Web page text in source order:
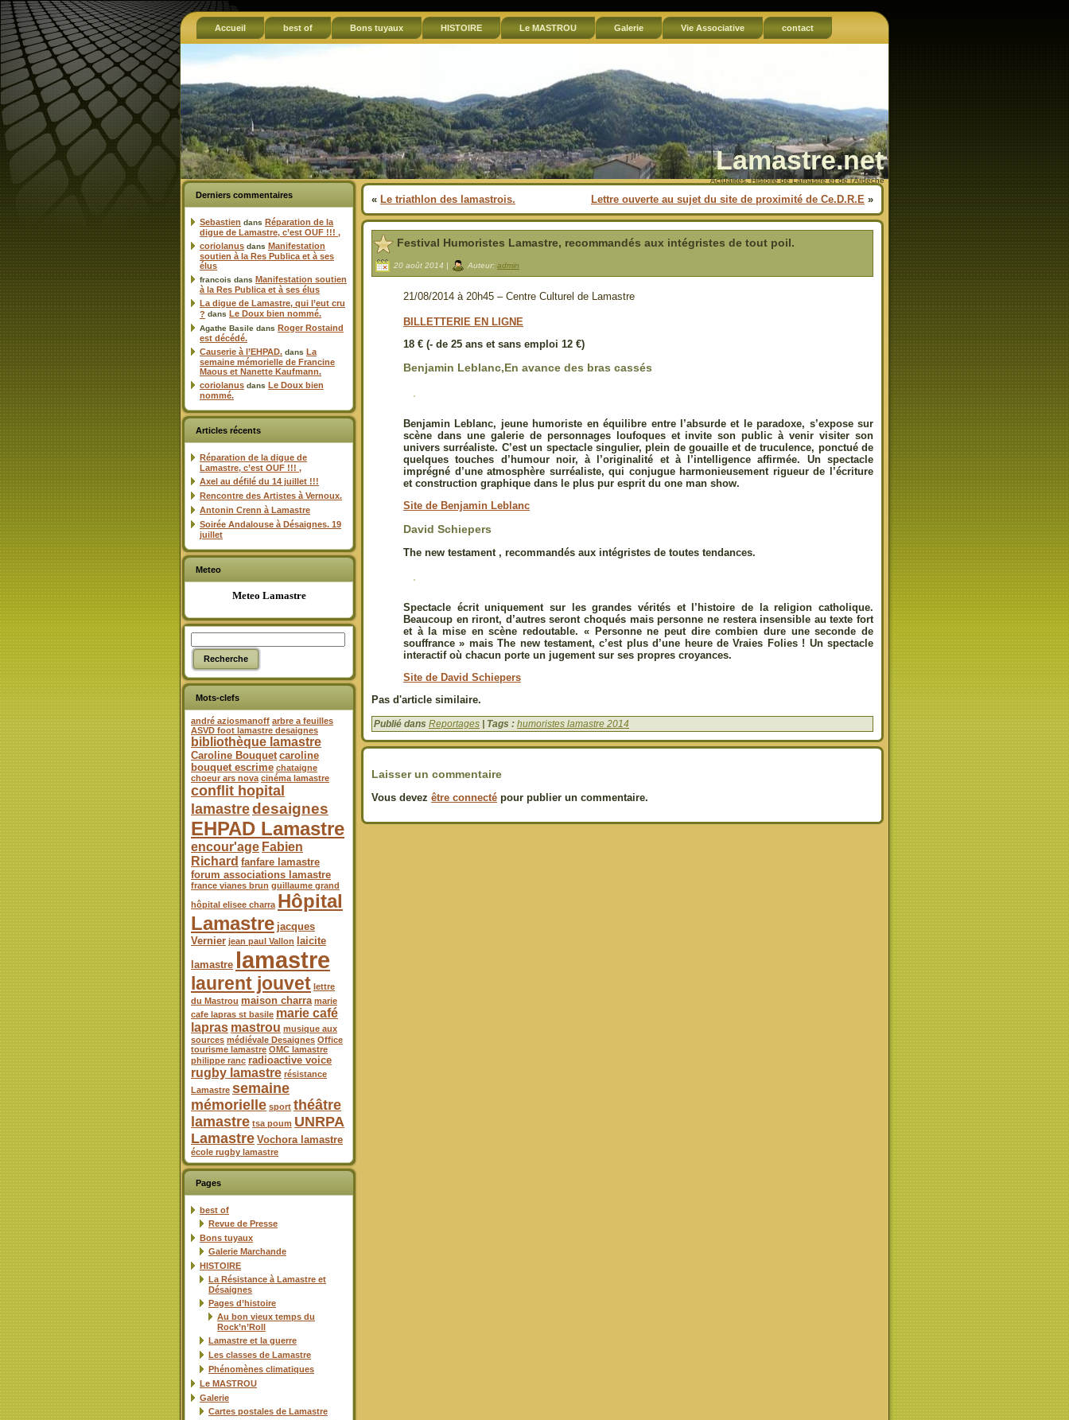
Accueil best of Bons tuyaux HISTOIRE Le MASTROU Galerie Vie Associative contact
Lamastre.net
Actualités, Histoire de Lamastre et de l'Ardèche
Derniers commentaires
Sebastien dans Réparation de la
digue de Lamastre, c’est OUF !!! ,
coriolanus dans Manifestation
soutien à la Res Publica et à ses
élus
francois dans Manifestation soutien
à la Res Publica et à ses élus
La digue de Lamastre, qui l’eut cru
? dans Le Doux bien nommé.
Agathe Basile dans Roger Rostaind
est décédé.
Causerie à l’EHPAD. dans La
semaine mémorielle de Francine
Maous et Nanette Kaufmann.
coriolanus dans Le Doux bien
nommé.
Articles récents
Réparation de la digue de
Lamastre, c’est OUF !!! ,
Axel au défilé du 14 juillet !!!
Rencontre des Artistes à Vernoux.
Antonin Crenn à Lamastre
Soirée Andalouse à Désaignes. 19
juillet
Meteo
Meteo Lamastre
Mots-clefs
andré aziosmanoff arbre a feuilles
ASVD foot lamastre desaignes
bibliothèque lamastre
Caroline Bouquet caroline
bouquet escrime chataigne
choeur ars nova cinéma lamastre
conflit hopital
lamastredesaignes
EHPAD Lamastre
encour'age Fabien
Richard fanfare lamastre
forum associations lamastre
france vianes brun guillaume grand
hôpital elisee charra Hôpital
Lamastre jacques
Vernier jean paul Vallon
laicite
lamastre lamastre
laurent jouvet lettre
du Mastrou maison charra marie
cafe lapras st basile marie café
lapras mastrou musique aux
sources médiévale Desaignes Office
tourisme lamastre OMC lamastre
philippe ranc radioactive voice
rugby lamastre résistance
Lamastre semaine
mémorielle sport théâtre
lamastre tsa poum UNRPA
Lamastre Vochora lamastre
école rugby lamastre
Pages
best of
Revue de Presse
Bons tuyaux
Galerie Marchande
HISTOIRE
La Résistance à Lamastre et
Désaignes
Pages d’histoire
Au bon vieux temps du
Rock’n’Roll
Lamastre et la guerre
Les classes de Lamastre
Phénomènes climatiques
Le MASTROU
Galerie
Cartes postales de Lamastre
« Le triathlon des lamastrois. Lettre ouverte au sujet du site de proximité de Ce.D.R.E »
Festival Humoristes Lamastre, recommandés aux intégristes de tout poil.
20 août 2014 | Auteur: admin
21/08/2014 à 20h45 – Centre Culturel de Lamastre
BILLETTERIE EN LIGNE
18 € (- de 25 ans et sans emploi 12 €)
Benjamin Leblanc,En avance des bras cassés
Benjamin Leblanc, jeune humoriste en équilibre entre l’absurde et le paradoxe, s’expose sur
scène dans une galerie de personnages loufoques et invite son public à venir visiter son
univers surréaliste. C’est un spectacle singulier, plein de gouaille et de truculence, ponctué de
quelques touches d’humour noir, à l’originalité et à l’intelligence affirmée. Un spectacle
imprégné d’une atmosphère surréaliste, qui conjugue harmonieusement rigueur de l’écriture
et construction graphique dans le plus pur esprit du one man show.
Site de Benjamin Leblanc
David Schiepers
The new testament , recommandés aux intégristes de toutes tendances.
Spectacle écrit uniquement sur les grandes vérités et l’histoire de la religion catholique.
Beaucoup en riront, d’autres seront choqués mais personne ne restera insensible au texte fort
et à la mise en scène redoutable. « Personne ne peut dire combien dure une seconde de
souffrance » mais The new testament, c’est plus d’une heure de Vraies Folies ! Un spectacle
interactif où chacun porte un jugement sur ses propres croyances.
Site de David Schiepers
Pas d'article similaire.
Publié dans Reportages | Tags : humoristes lamastre 2014
Laisser un commentaire
Vous devez être connecté pour publier un commentaire.